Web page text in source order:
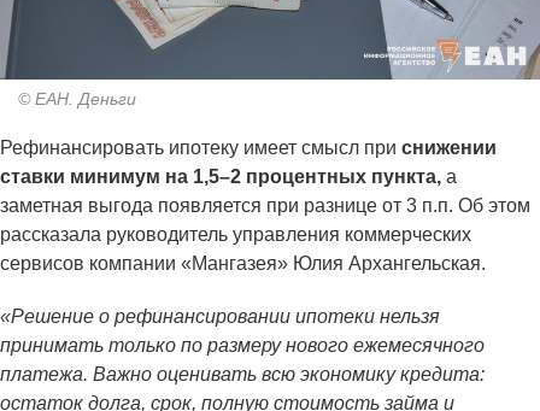
© ЕАН. Деньги
Рефинансировать ипотеку имеет смысл при снижении
ставки минимум на 1,5–2 процентных пункта, а
заметная выгода появляется при разнице от 3 п.п. Об этом
рассказала руководитель управления коммерческих
сервисов компании «Мангазея» Юлия Архангельская.
«Решение о рефинансировании ипотеки нельзя
принимать только по размеру нового ежемесячного
платежа. Важно оценивать всю экономику кредита:
остаток долга, срок, полную стоимость займа и